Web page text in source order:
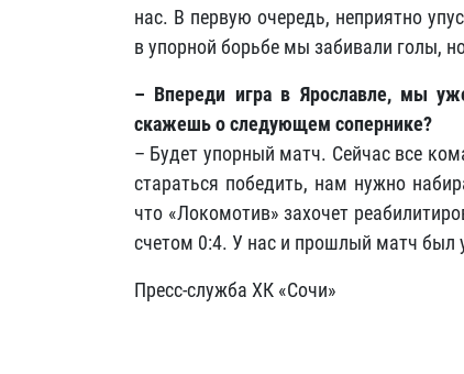
нас. В первую очередь, неприятно
в упорной борьбе мы забивали голы,
– Впереди игра в Ярославле, мы
скажешь о следующем сопернике?
– Будет упорный матч. Сейчас все
стараться победить, нам нужно
что «Локомотив» захочет
счетом 0:4. У нас и прошлый матч
Пресс-служба ХК «Сочи»